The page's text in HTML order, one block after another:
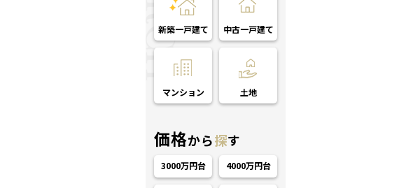
新築一戸建て 中古一戸建て
マンション 土地
価格から探す
3000万円台 4000万円台